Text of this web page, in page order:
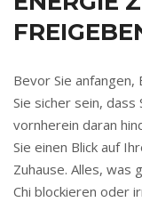
Bevor Sie anfangen,
Sie sicher sein,
vornherein daran
Sie einen Blick auf
Zuhause. Alles,
Chi blockieren oder